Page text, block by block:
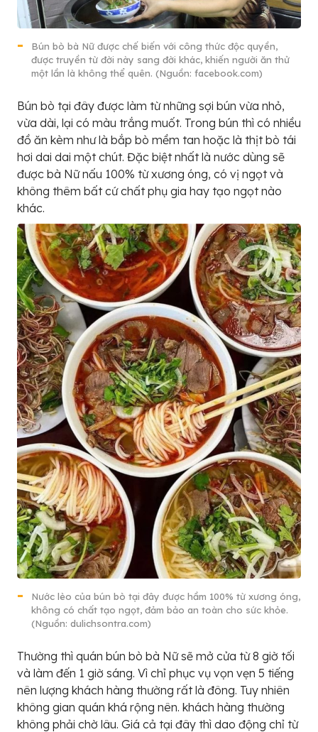
Bún bò bà Nữ được chế biến với công thức độc quyền,
được truyền từ đời này sang đời khác, khiến người ăn thử
một lần là không thể quên. (Nguồn: facebook.com)
Bún bò tại đây được làm từ những sợi bún vừa nhỏ,
vừa dài, lại có màu trắng muốt. Trong bún thì có nhiều
đồ ăn kèm như là bắp bò mềm tan hoặc là thịt bò tái
hơi dai dai một chút. Đặc biệt nhất là nước dùng sẽ
được bà Nữ nấu 100% từ xương óng, có vị ngọt và
không thêm bất cứ chất phụ gia hay tạo ngọt nào
khác.
Nước lèo của bún bò tại đây được hầm 100% từ xương óng,
không có chất tạo ngọt, đảm bảo an toàn cho sức khỏe.
(Nguồn: dulichsontra.com)
Thường thì quán bún bò bà Nữ sẽ mở cửa từ 8 giờ tối
và làm đến 1 giờ sáng. Vì chỉ phục vụ vọn vẹn 5 tiếng
nên lượng khách hàng thường rất là đông. Tuy nhiên
không gian quán khá rộng nên. khách hàng thường
không phải chờ lâu. Giá cả tại đây thì dao động chỉ từ